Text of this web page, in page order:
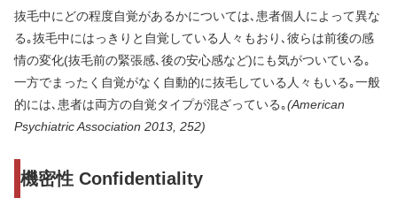
抜毛中にどの程度自覚があるかについては､患者個人によって異な
る｡抜毛中にはっきりと自覚している人々もおり､彼らは前後の感
情の変化(抜毛前の緊張感､後の安心感など)にも気がついている｡
一方でまったく自覚がなく自動的に抜毛している人々もいる｡一般
的には､患者は両方の自覚タイプが混ざっている｡(American
Psychiatric Association 2013, 252)
機密性 Confidentiality